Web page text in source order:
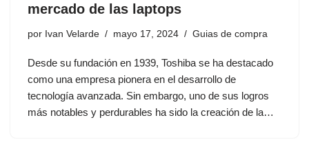
mercado de las laptops
por Ivan Velarde mayo 17, 2024 Guias de compra
Desde su fundación en 1939, Toshiba se ha destacado
como una empresa pionera en el desarrollo de
tecnología avanzada. Sin embargo, uno de sus logros
más notables y perdurables ha sido la creación de la…